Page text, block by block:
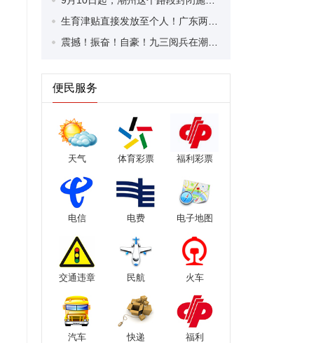
便民服务
天气 体育彩票 福利彩票
电信 电费 电子地图
交通违章 民航 火车
汽车 快递 福利